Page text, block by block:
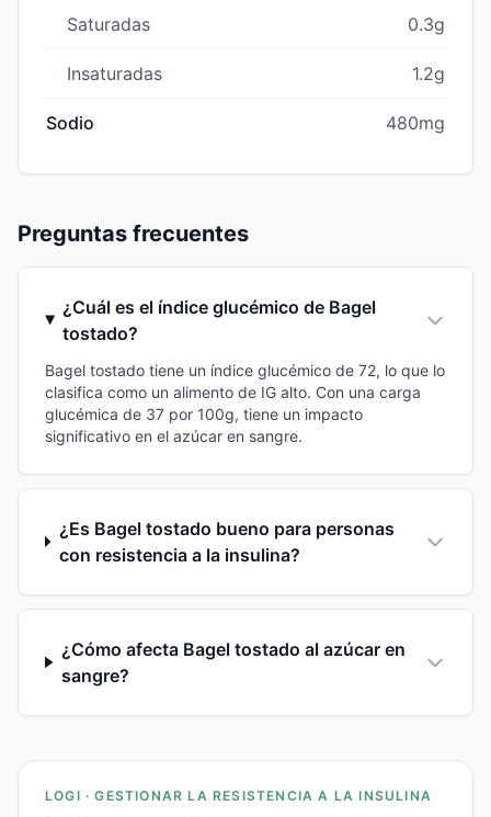
Saturadas 0.3g
Insaturadas 1.2g
Sodio 480mg
Preguntas frecuentes
¿Cuál es el índice glucémico de Bagel
tostado?
Bagel tostado tiene un índice glucémico de 72, lo que lo
clasifica como un alimento de IG alto. Con una carga
glucémica de 37 por 100g, tiene un impacto
significativo en el azúcar en sangre.
¿Es Bagel tostado bueno para personas
con resistencia a la insulina?
¿Cómo afecta Bagel tostado al azúcar en
sangre?
LOGI · GESTIONAR LA RESISTENCIA A LA INSULINA